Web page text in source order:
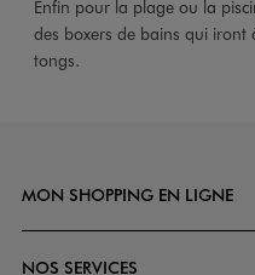
Enfin pour la plage ou la
des boxers de bains qui iront
tongs.
MON SHOPPING EN LIGNE
NOS SERVICES